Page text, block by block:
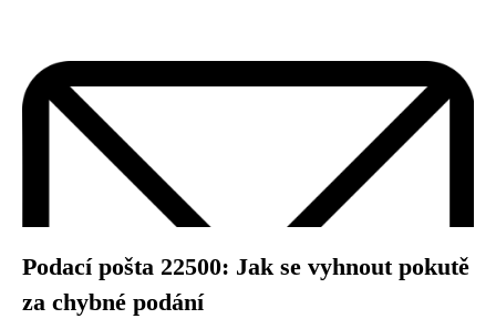
Podací pošta 22500: Jak se vyhnout pokutě
za chybné podání